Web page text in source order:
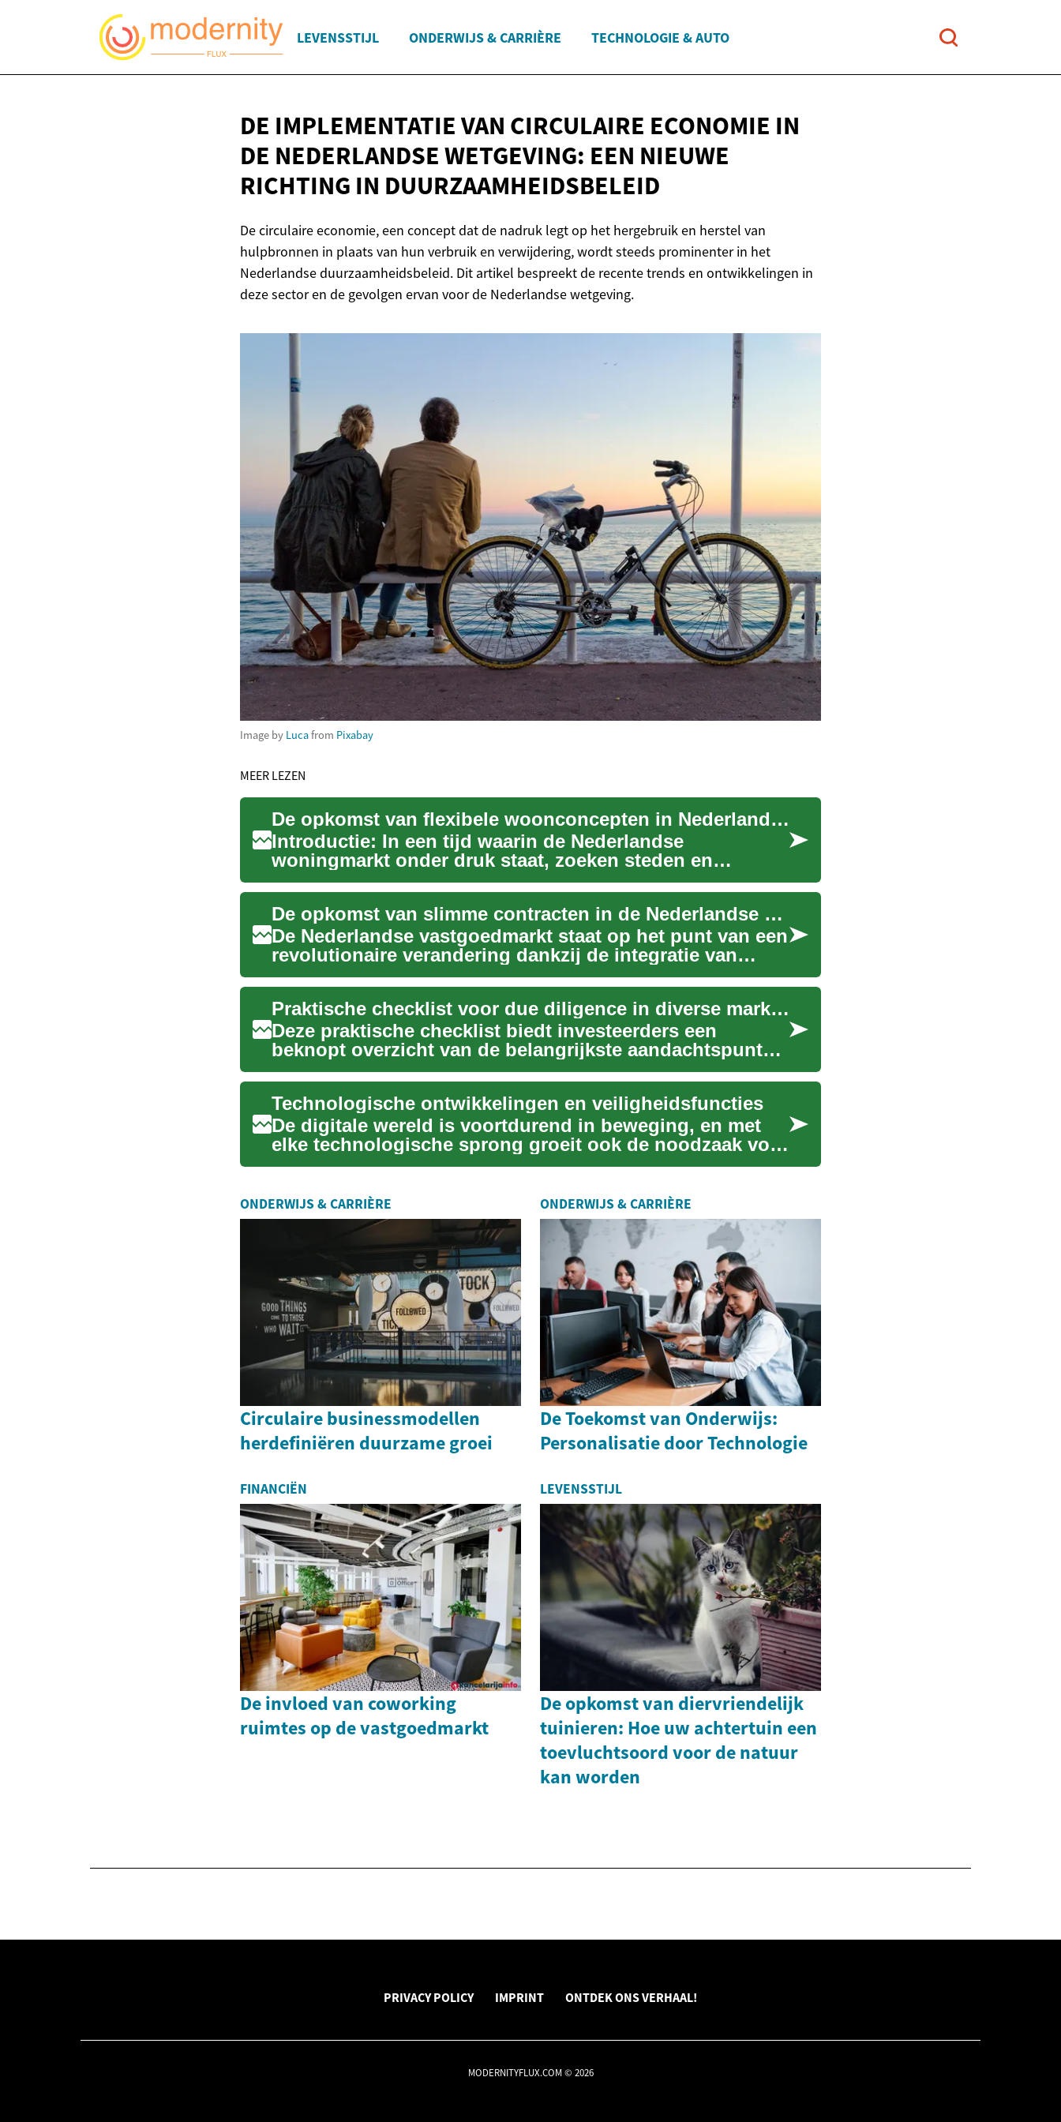
LEVENSSTIJL ONDERWIJS & CARRIÈRE TECHNOLOGIE & AUTO
DE IMPLEMENTATIE VAN CIRCULAIRE ECONOMIE IN
DE NEDERLANDSE WETGEVING: EEN NIEUWE
RICHTING IN DUURZAAMHEIDSBELEID
De circulaire economie, een concept dat de nadruk legt op het hergebruik en herstel van
hulpbronnen in plaats van hun verbruik en verwijdering, wordt steeds prominenter in het
Nederlandse duurzaamheidsbeleid. Dit artikel bespreekt de recente trends en ontwikkelingen in
deze sector en de gevolgen ervan voor de Nederlandse wetgeving.
Image by Lucafrom Pixabay
MEER LEZEN
De opkomst van flexibele woonconcepten in Nederlandse steden
Introductie: In een tijd waarin de Nederlandse
woningmarkt onder druk staat, zoeken steden en
ontwikkelaars naar inno...
De opkomst van slimme contracten in de Nederlandse vastgoedmarkt
De Nederlandse vastgoedmarkt staat op het punt van een
revolutionaire verandering dankzij de integratie van
blockchai...
Praktische checklist voor due diligence in diverse markten
Deze praktische checklist biedt investeerders een
beknopt overzicht van de belangrijkste aandachtspunten
bij due dili...
Technologische ontwikkelingen en veiligheidsfuncties
De digitale wereld is voortdurend in beweging, en met
elke technologische sprong groeit ook de noodzaak voor
robuuste...
ONDERWIJS & CARRIÈRE
Circulaire businessmodellen
herdefiniëren duurzame groei
ONDERWIJS & CARRIÈRE
De Toekomst van Onderwijs:
Personalisatie door Technologie
FINANCIËN
De invloed van coworking
ruimtes op de vastgoedmarkt
LEVENSSTIJL
De opkomst van diervriendelijk
tuinieren: Hoe uw achtertuin een
toevluchtsoord voor de natuur
kan worden
PRIVACY POLICY IMPRINT ONTDEK ONS VERHAAL!
MODERNITYFLUX.COM © 2026